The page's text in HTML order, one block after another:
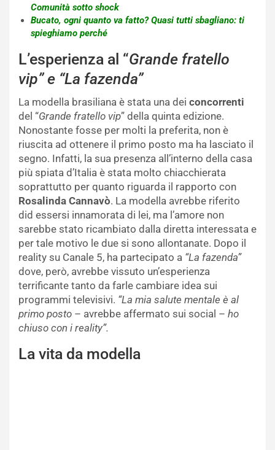
Comunità sotto shock
Bucato, ogni quanto va fatto? Quasi tutti sbagliano: ti
spieghiamo perché
L’esperienza al “Grande fratello
vip” e “La fazenda”
La modella brasiliana è stata una dei concorrenti
del “Grande fratello vip” della quinta edizione.
Nonostante fosse per molti la preferita, non è
riuscita ad ottenere il primo posto ma ha lasciato il
segno. Infatti, la sua presenza all’interno della casa
più spiata d’Italia è stata molto chiacchierata
soprattutto per quanto riguarda il rapporto con
Rosalinda Cannavò. La modella avrebbe riferito
did essersi innamorata di lei, ma l’amore non
sarebbe stato ricambiato dalla diretta interessata e
per tale motivo le due si sono allontanate. Dopo il
reality su Canale 5, ha partecipato a “La fazenda”
dove, però, avrebbe vissuto un’esperienza
terrificante tanto da farle cambiare idea sui
programmi televisivi. “La mia salute mentale è al
primo posto – avrebbe affermato sui social – ho
chiuso con i reality”.
La vita da modella